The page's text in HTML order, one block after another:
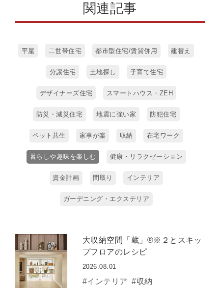
関連記事
平屋 二世帯住宅 都市型住宅/賃貸併用 建替え
分譲住宅 土地探し 子育て住宅
デザイナーズ住宅 スマートハウス・ZEH
防災・減災住宅 地震に強い家 防犯住宅
ペット共生 家事が楽 収納 在宅ワーク
暮らしや趣味を楽しむ 健康・リラクゼーション
資金計画 間取り インテリア
ガーデニング・エクステリア
大収納空間「蔵」®※２とスキッ
プフロアのレシピ
2026.08.01
#インテリア
#収納